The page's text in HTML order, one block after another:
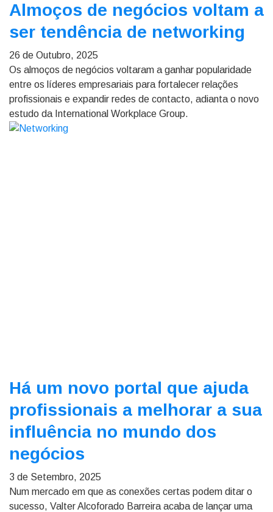
Almoços de negócios voltam a
ser tendência de networking
26 de Outubro, 2025
Os almoços de negócios voltaram a ganhar popularidade
entre os líderes empresariais para fortalecer relações
profissionais e expandir redes de contacto, adianta o novo
estudo da International Workplace Group.
Há um novo portal que ajuda
profissionais a melhorar a sua
influência no mundo dos
negócios
3 de Setembro, 2025
Num mercado em que as conexões certas podem ditar o
sucesso, Valter Alcoforado Barreira acaba de lançar uma